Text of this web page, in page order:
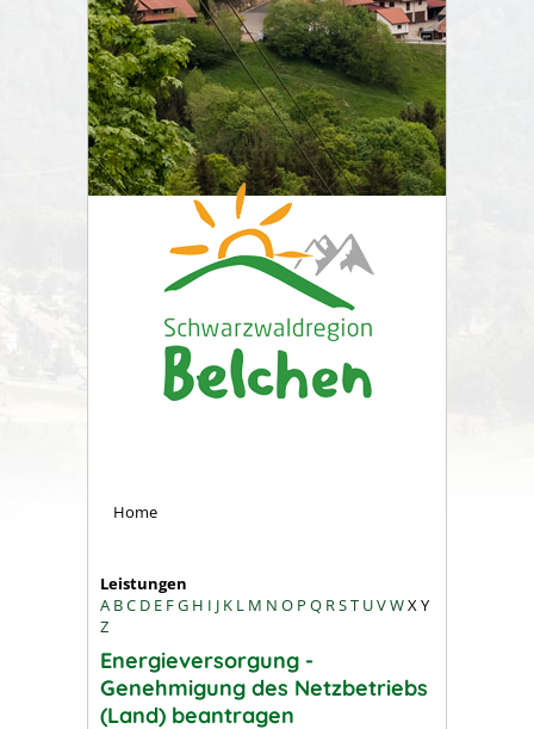
Home
Leistungen
A BC D E FG H I J K L M N O P Q RST UVWXY
Z
Energieversorgung -
Genehmigung des Netzbetriebs
(Land) beantragen